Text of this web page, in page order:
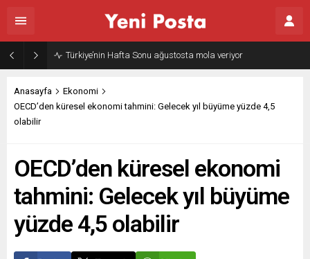
Gazze’nin geleceği: Teknokratik kontrol mü, kolonializm mi?
Anasayfa
Ekonomi
OECD’den küresel ekonomi tahmini: Gelecek yıl büyüme yüzde 4,5
olabilir
OECD’den küresel ekonomi
tahmini: Gelecek yıl büyüme
yüzde 4,5 olabilir